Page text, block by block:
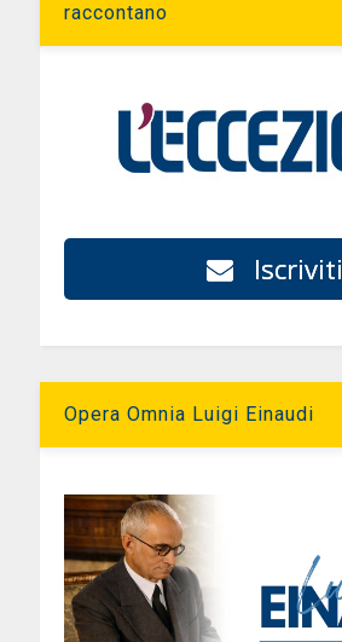
raccontano
Iscriviti
Opera Omnia Luigi Einaudi